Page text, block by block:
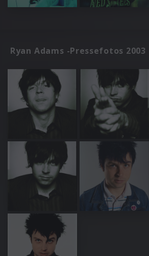
Ryan Adams -Pressefotos 2003